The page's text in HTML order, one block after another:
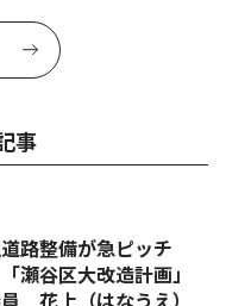
事
路整備が急ピッチ
瀬谷区大改造計画」